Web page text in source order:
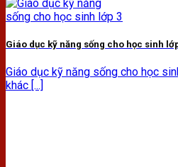
Giáo dục kỹ năng sống cho học sinh
Giáo dục kỹ năng sống cho học
khác [...]